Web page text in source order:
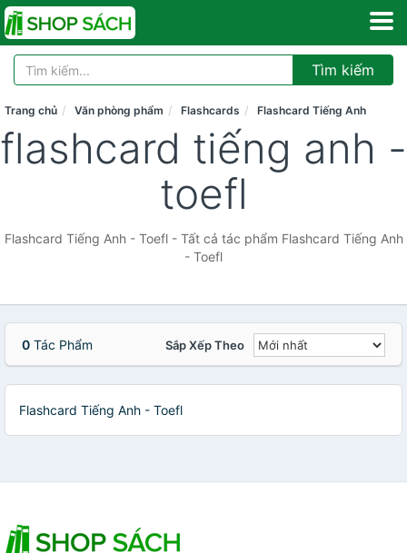
Tìm kiếm
Trang chủ Văn phòng phẩm Flashcards Flashcard Tiếng Anh
flashcard tiếng anh -
toefl
Flashcard Tiếng Anh - Toefl - Tất cả tác phẩm Flashcard Tiếng Anh
- Toefl
0 Tác Phẩm Sắp Xếp Theo
Flashcard Tiếng Anh - Toefl